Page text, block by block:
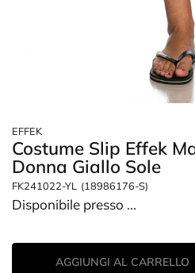
EFFEK
Costume Slip Effek
Donna Giallo Sole
FK241022-YL (18986176-S)
Disponibile presso ...
AGGIUNGI AL CARRELLO